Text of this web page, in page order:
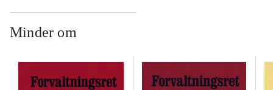
Minder om